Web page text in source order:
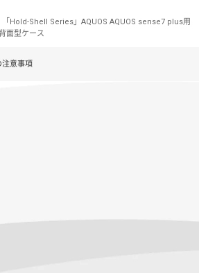
「Hold-Shell Series」AQUOS AQUOS sense7 plus用
面型ケース
注意事項